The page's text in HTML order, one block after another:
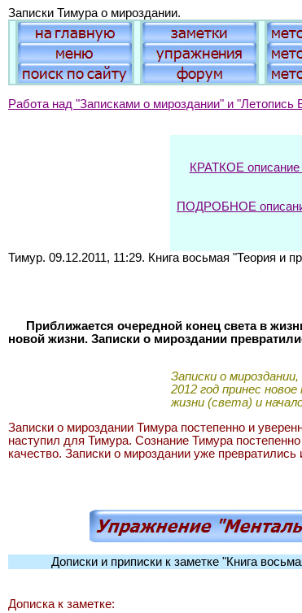
Записки Тимура о мироздании.
Работа над "Записками о мироздании" и "Летопись
КРАТКОЕ описание
ПОДРОБНОЕ описание
Тимур. 09.12.2011, 11:29. Книга восьмая "Теория и
Приближается очередной конец света в
новой жизни. Записки о мироздании
Записки о
2012 год принес
жизни (света) и
Записки о мироздании Тимура постепенно и
наступил для Тимура. Сознание Тимура
качество. Записки о мироздании уже
Дописки и приписки к заметке "Книга
Дописка к заметке: